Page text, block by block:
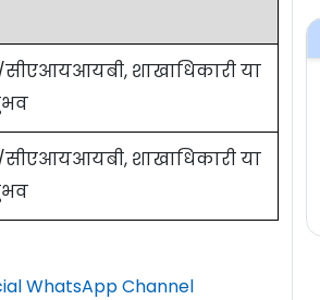
शाखाधिकारी या
शाखाधिकारी या
WhatsApp Channel